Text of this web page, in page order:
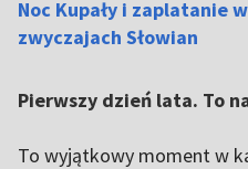
Noc Kupały i zaplatanie
zwyczajach Słowian
Pierwszy dzień lata. To
To wyjątkowy moment w